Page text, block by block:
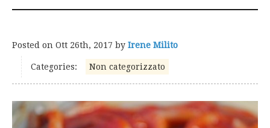
Posted on Ott 26th, 2017 by Irene Milito
Categories: Non categorizzato